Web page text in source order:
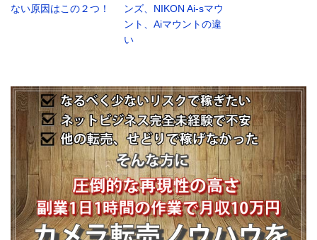
ない原因はこの２つ！
ンズ、NIKON Ai-sマウ
ント、Aiマウントの違
い